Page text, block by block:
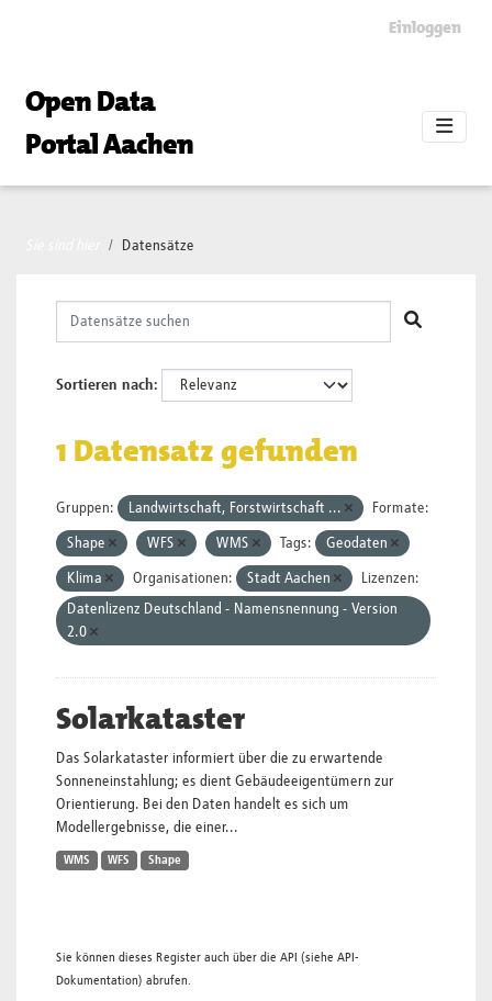
Einloggen
Open Data
Portal Aachen
Datensätze
Sortieren nach
1 Datensatz gefunden
Gruppen: Landwirtschaft, Forstwirtschaft ... Formate:
Shape WFS WMS Tags: Geodaten
Klima Organisationen: Stadt Aachen
Lizenzen:
Datenlizenz Deutschland - Namensnennung - Version
2.0
Solarkataster
Das Solarkataster informiert über die zu erwartende
Sonneneinstahlung; es dient Gebäudeeigentümern zur
Orientierung. Bei den Daten handelt es sich um
Modellergebnisse, die einer...
WMS WFS Shape
Sie können dieses Register auch über die API (siehe API-
Dokumentation) abrufen.